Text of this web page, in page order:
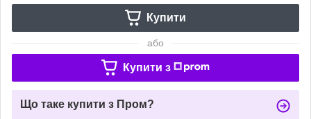
Купити
або
Купити з
Що таке купити з Пром?